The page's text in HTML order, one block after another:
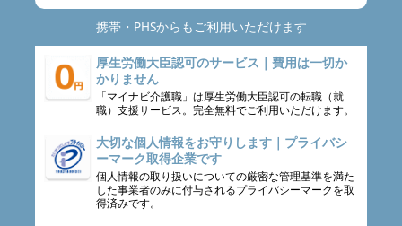
携帯・PHSからもご利用いただけます
厚生労働大臣認可のサービス｜費用は一切か
かりません
「マイナビ介護職」は厚生労働大臣認可の転職（就
職）支援サービス。完全無料でご利用いただけます。
大切な個人情報をお守りします｜プライバシ
ーマーク取得企業です
個人情報の取り扱いについての厳密な管理基準を満た
した事業者のみに付与されるプライバシーマークを取
得済みです。